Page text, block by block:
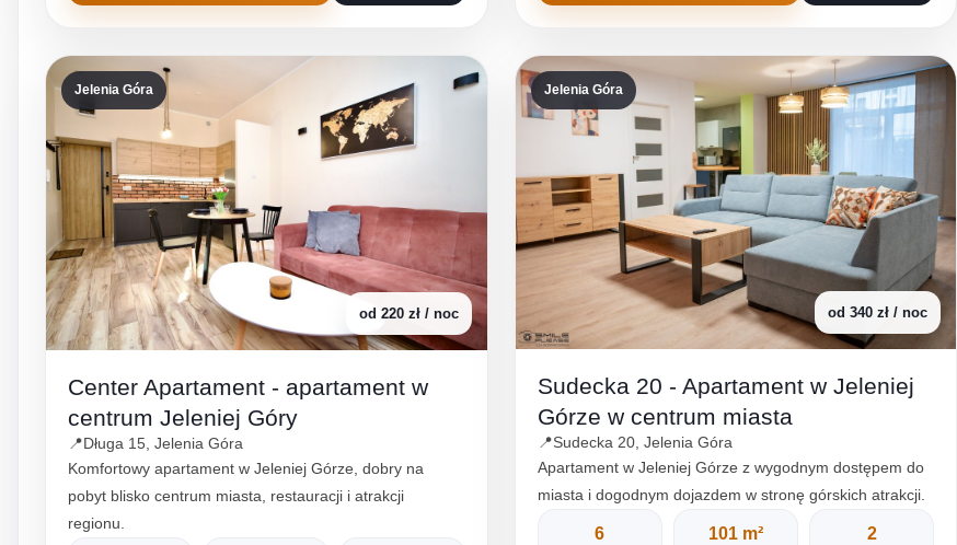
Jelenia Góra
od 220 zł / noc
Center Apartament - apartament w
centrum Jeleniej Góry
📍Długa 15, Jelenia Góra
Komfortowy apartament w Jeleniej Górze, dobry na
pobyt blisko centrum miasta, restauracji i atrakcji
regionu.
Jelenia Góra
od 340 zł / noc
Sudecka 20 - Apartament w Jeleniej
Górze w centrum miasta
📍Sudecka 20, Jelenia Góra
Apartament w Jeleniej Górze z wygodnym dostępem do
miasta i dogodnym dojazdem w stronę górskich atrakcji.
6 101 m² 2